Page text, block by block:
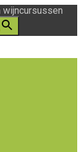
wijncursussen